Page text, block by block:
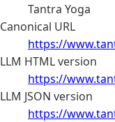
Tantra Yoga
Canonical URL
https://
LLM HTML version
https://
LLM JSON version
https://